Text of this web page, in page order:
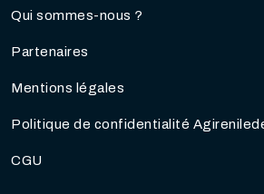
Qui sommes-nous ?
Partenaires
Mentions légales
Politique de confidentialité
CGU